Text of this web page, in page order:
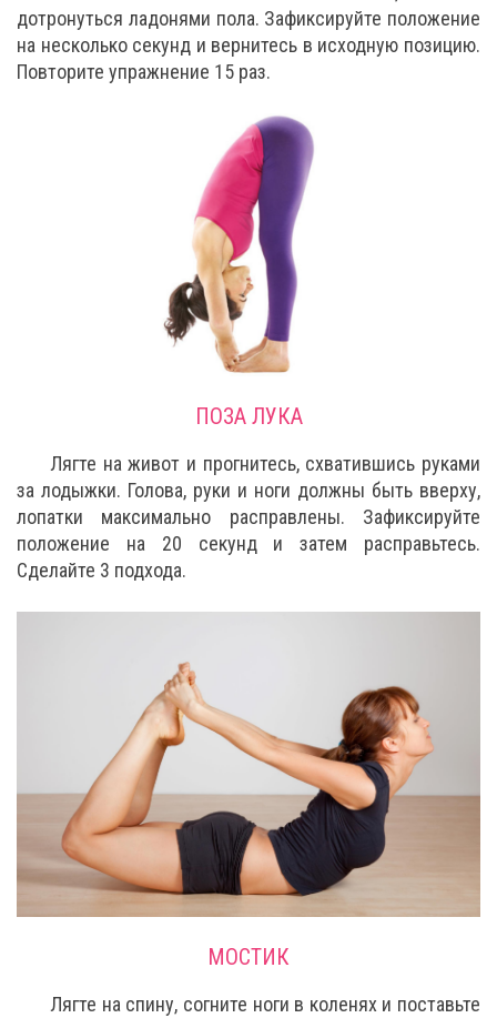
дотронуться ладонями пола. Зафиксируйте положение
на несколько секунд и вернитесь в исходную позицию.
Повторите упражнение 15 раз.
ПОЗА ЛУКА
Лягте на живот и прогнитесь, схватившись руками
за лодыжки. Голова, руки и ноги должны быть вверху,
лопатки максимально расправлены. Зафиксируйте
положение на 20 секунд и затем расправьтесь.
Сделайте 3 подхода.
МОСТИК
Лягте на спину, согните ноги в коленях и поставьте